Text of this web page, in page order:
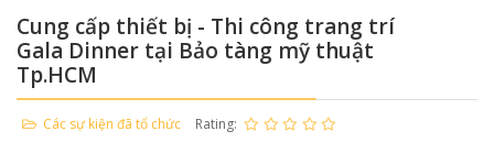
Cung cấp thiết bị - Thi công trang trí
Gala Dinner tại Bảo tàng mỹ thuật
Tp.HCM
Các sự kiện đã tổ chức Rating: